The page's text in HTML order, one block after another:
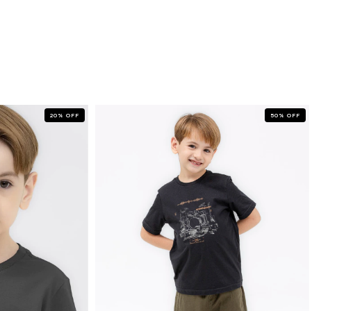
20 % OFF 50 % OFF